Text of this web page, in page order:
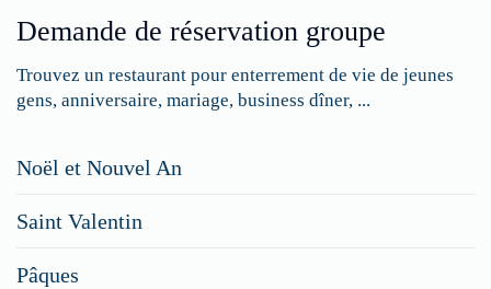
Demande de réservation groupe
Trouvez un restaurant pour enterrement de vie de jeunes
gens, anniversaire, mariage, business dîner, ...
Noël et Nouvel An
Saint Valentin
Pâques